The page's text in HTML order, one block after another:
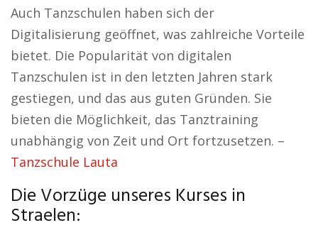
Auch Tanzschulen haben sich der
Digitalisierung geöffnet, was zahlreiche Vorteile
bietet. Die Popularität von digitalen
Tanzschulen ist in den letzten Jahren stark
gestiegen, und das aus guten Gründen. Sie
bieten die Möglichkeit, das Tanztraining
unabhängig von Zeit und Ort fortzusetzen. –
Tanzschule Lauta
Die Vorzüge unseres Kurses in
Straelen: